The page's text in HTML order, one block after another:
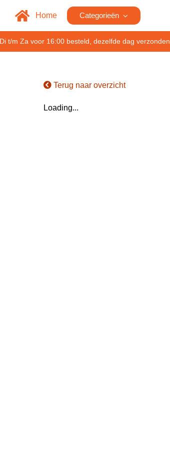
Home Categorieën
t/m Za voor 16:00 besteld, dezelfde dag verzonden
Terug naar overzicht
Loading...